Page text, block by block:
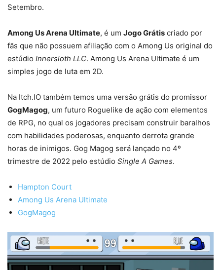
Setembro.
Among Us Arena Ultimate, é um Jogo Grátis criado por
fãs que não possuem afiliação com o Among Us original do
estúdio Innersloth LLC. Among Us Arena Ultimate é um
simples jogo de luta em 2D.
Na Itch.IO também temos uma versão grátis do promissor
GogMagog, um futuro Roguelike de ação com elementos
de RPG, no qual os jogadores precisam construir baralhos
com habilidades poderosas, enquanto derrota grande
horas de inimigos. Gog Magog será lançado no 4º
trimestre de 2022 pelo estúdio Single A Games.
Hampton Court
Among Us Arena Ultimate
GogMagog